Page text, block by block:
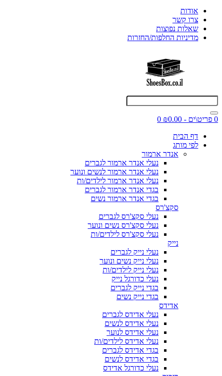
אודות
צרו קשר
שאלות נפוצות
מדיניות החלפות/החזרות
0 פריט\ים - ₪0.00
0
דף הבית
לפי מותג
אנדר ארמור
נעלי אנדר ארמור לגברים
נעלי אנדר ארמור לנשים ונוער
נעלי אנדר ארמור לילדים/ות
בגדי אנדר ארמור לגברים
בגדי אנדר ארמור נשים
סקצ'רס
נעלי סקצ'רס לגברים
נעלי סקצ'רס נשים ונוער
נעלי סקצ'רס לילדים/ות
נייק
נעלי נייק לגברים
נעלי נייק נשים ונוער
נעלי נייק לילדים/ות
נעלי כדורגל נייק
בגדי נייק לגברים
בגדי נייק נשים
אדידס
נעלי אדידס לגברים
נעלי אדידס לנשים
נעלי אדידס לנוער
נעלי אדידס לילדים/ות
בגדי אדידס לגברים
בגדי אדידס לנשים
נעלי כדורגל אדידס